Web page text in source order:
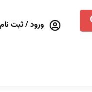
ورود / ثبت نام